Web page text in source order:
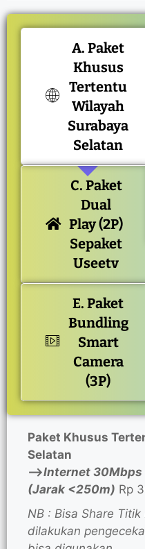
A. Paket
Khusus
Tertentu
Wilayah
Surabaya
Selatan
C. Paket
Dual
Play (2P)
Sepaket
Useetv
E. Paket
Bundling
Smart
Camera
(3P)
Paket Khusus
Selatan
—>Internet
(Jarak <250m) Rp
NB : Bisa Share
dilakukan